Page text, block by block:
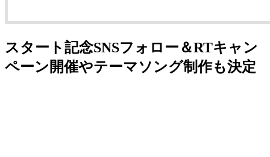
スタート記念SNSフォロー＆RTキャン
ペーン開催やテーマソング制作も決定